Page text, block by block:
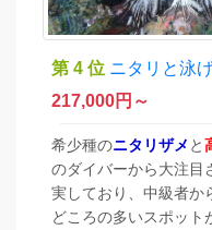
第 4 位 ニタリと泳
217,000円～
希少種のニタリザメ と
のダイバーから大注目
実しており、中級者か
どころの多いスポット